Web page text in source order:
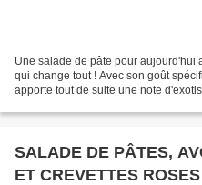
Une salade de pâte pour aujourd'hui
qui change tout ! Avec son goût
apporte tout de suite une note
SALADE DE PÂTES,
ET CREVETTES ROSES